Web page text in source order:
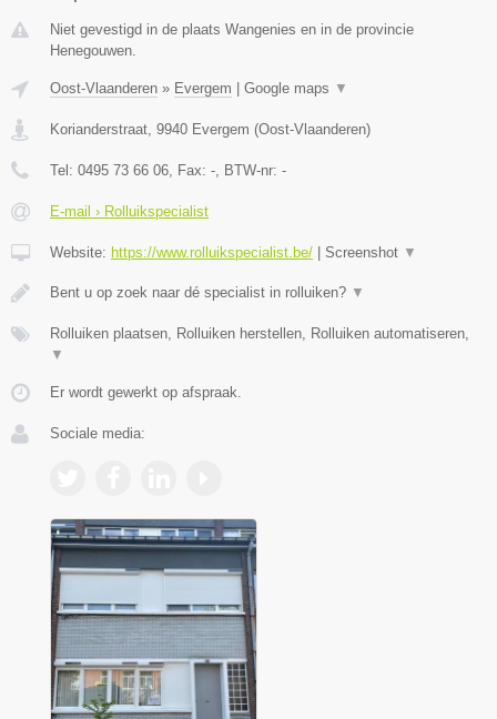
Niet gevestigd in de plaats Wangenies en in de provincie
Henegouwen.
Oost-Vlaanderen » Evergem Google maps ▼
Korianderstraat 9940 Evergem (Oost-Vlaanderen)
Tel: 0495 73 66 06 , Fax: - , BTW-nr: -
E-mail › Rolluikspecialist
Website: https://www.rolluikspecialist.be/ Screenshot ▼
Bent u op zoek naar dé specialist in rolluiken? ▼
Rolluiken plaatsen, Rolluiken herstellen, Rolluiken automatiseren,
▼
Er wordt gewerkt op afspraak.
Sociale media: